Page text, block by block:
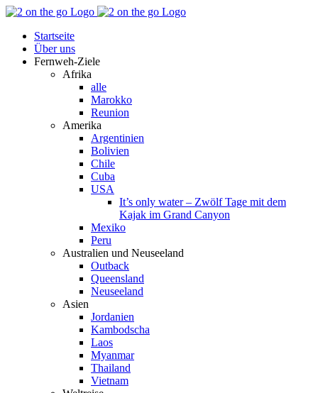
Zum
springen
Facebook
YouTube
Instagram
Pinterest
Rss
Startseite
Über uns
Fernweh-Ziele
Afrika
alle
Marokko
Reunion
Amerika
Argentinien
Bolivien
Chile
Cuba
USA
It’s only water – Zwölf Tage mit dem
Kajak im Grand Canyon
Mexiko
Peru
Australien und Neuseeland
Outback
Queensland
Neuseeland
Asien
Jordanien
Kambodscha
Laos
Myanmar
Thailand
Vietnam